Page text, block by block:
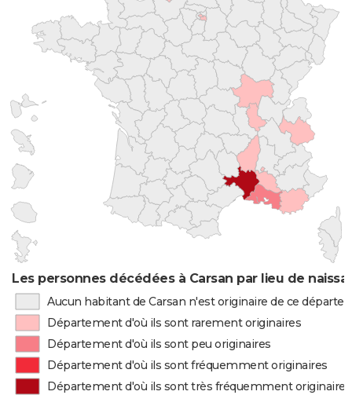
Les personnes décédées à Carsan par lieu de
Aucun habitant de Carsan n'est originaire de ce
Département d'où ils sont rarement originaires
Département d'où ils sont peu originaires
Département d'où ils sont fréquemment originaires
Département d'où ils sont très fréquemment originaires